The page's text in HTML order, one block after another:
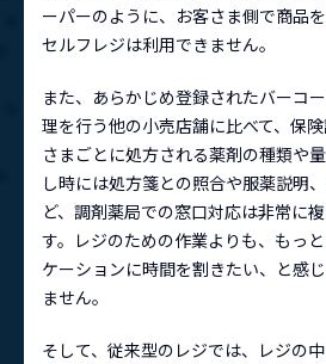
ーパーのように、お客さま側で商品
セルフレジは利用できません。
また、あらかじめ登録されたバーコ
理を行う他の小売店舗に比べて、保
さまごとに処方される薬剤の種類や
し時には処方箋との照合や服薬説明
ど、調剤薬局での窓口対応は非常に
す。レジのための作業よりも、もっ
ケーションに時間を割きたい、と感
ません。
そして、従来型のレジでは、レジの